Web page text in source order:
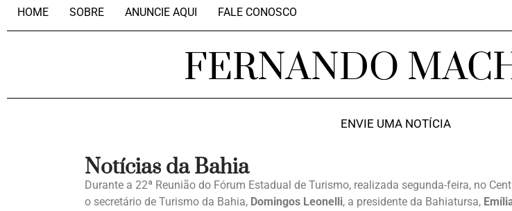
HOME SOBRE ANUNCIE AQUI FALE CONOSCO
FERNANDO
ENVIE UMA NOTÍCIA
Notícias da Bahia
Durante a 22ª Reunião do Fórum Estadual de Turismo, realizada segunda-feira, no
o secretário de Turismo da Bahia, Domingos Leonelli, a presidente da Bahiatursa,